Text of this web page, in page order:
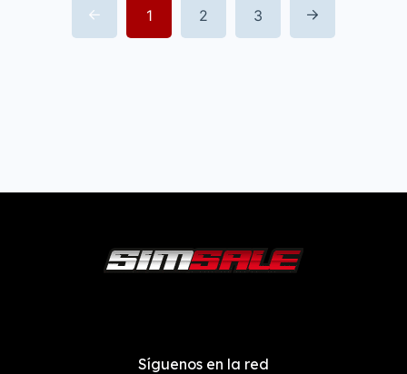
1 2 3
Síguenos en la red